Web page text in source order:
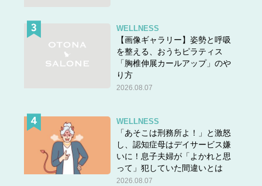
WELLNESS
【画像ギャラリー】姿勢と呼吸
を整える、おうちピラティス
「胸椎伸展カールアップ」のや
り方
2026.08.07
WELLNESS
「あそこは刑務所よ！」と激怒
し、認知症母はデイサービス嫌
いに！息子夫婦が「よかれと思
って」犯していた間違いとは
2026.08.07